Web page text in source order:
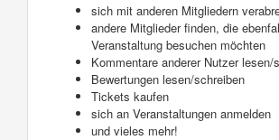
sich mit anderen Mitgliedern
andere Mitglieder finden, die
Veranstaltung besuchen möchten
Kommentare anderer Nutzer lesen/
Bewertungen lesen/schreiben
Tickets kaufen
sich an Veranstaltungen anmelden
und vieles mehr!